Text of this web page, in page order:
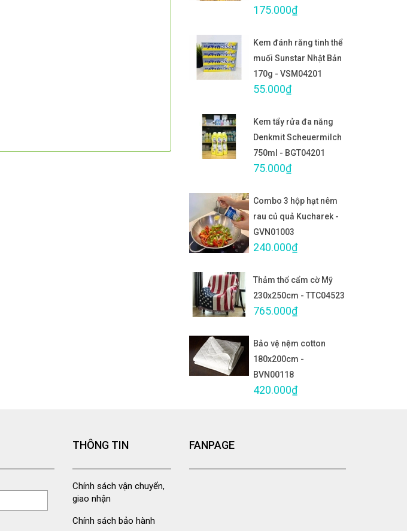
175.000₫
Kem đánh răng tinh thể
muối Sunstar Nhật Bản
170g - VSM04201
55.000₫
Kem tẩy rửa đa năng
Denkmit Scheuermilch
750ml - BGT04201
75.000₫
Combo 3 hộp hạt nêm
rau củ quả Kucharek -
GVN01003
240.000₫
Thảm thổ cẩm cờ Mỹ
230x250cm - TTC04523
765.000₫
Bảo vệ nệm cotton
180x200cm -
BVN00118
420.000₫
THÔNG TIN
Chính sách vận chuyển,
giao nhận
Chính sách bảo hành
FANPAGE